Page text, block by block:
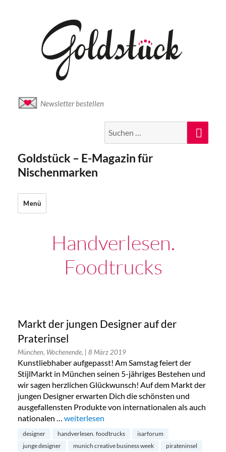
Newsletter bestellen
nach:
Goldstück – E-Magazin für
Nischenmarken
Menü
Handverlesen.
Foodtrucks
Markt der jungen Designer auf der
Praterinsel
München, Wochenende, | 8 März 2019
Kunstliebhaber aufgepasst! Am Samstag feiert der
StijlMarkt in München seinen 5-jähriges Bestehen und
wir sagen herzlichen Glückwunsch! Auf dem Markt der
jungen Designer erwarten Dich die schönsten und
ausgefallensten Produkte von internationalen als auch
nationalen … „Markt der jungen Designer auf der
weiterlesen
designer handverlesen. foodtrucks
isarforum
junge designer
munich creative business week pirateninsel